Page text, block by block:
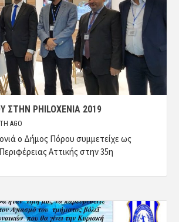
PHILOXENIA 2019
AGO
ο Δήμος Πόρου συμμετείχε ως
Αττικής στην 35η